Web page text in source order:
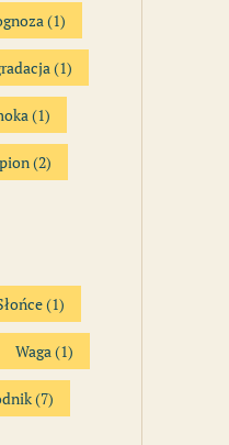
(1)
(1)
(1)
(2)
(1)
Waga(1)
(7)